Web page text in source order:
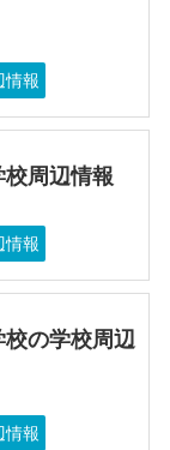
情報
周辺情報
情報
の学校周辺
情報